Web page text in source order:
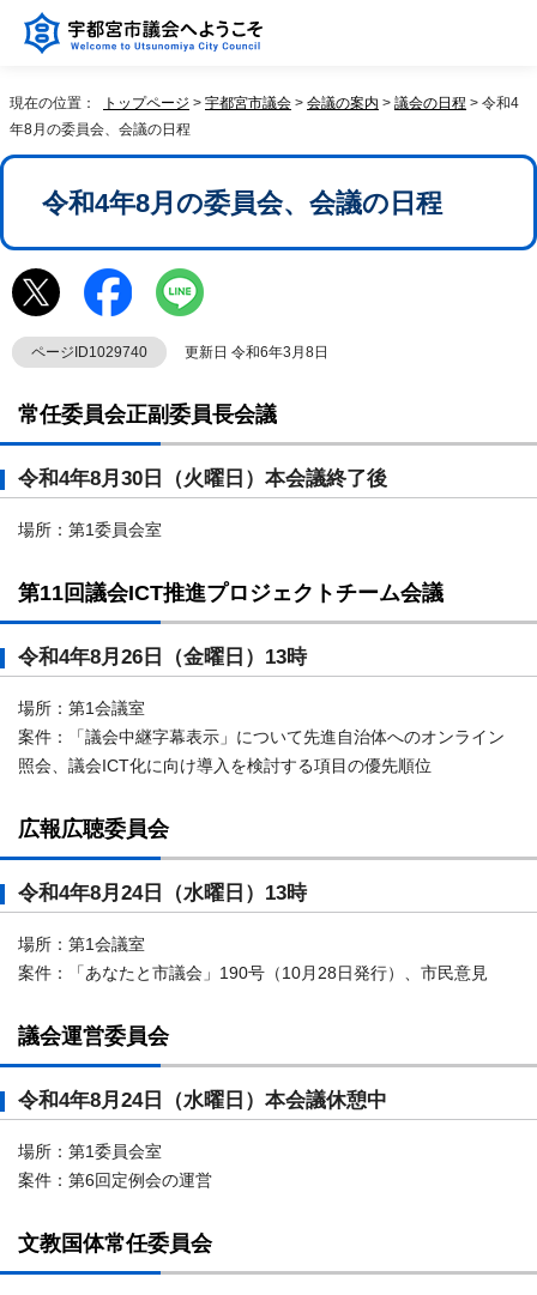
現在の位置： トップページ > 宇都宮市議会 > 会議の案内 > 議会の日程 > 令和4
年8月の委員会、会議の日程
令和4年8月の委員会、会議の日程
ページID1029740 更新日 令和6年3月8日
常任委員会正副委員長会議
令和4年8月30日（火曜日）本会議終了後
場所：第1委員会室
第11回議会ICT推進プロジェクトチーム会議
令和4年8月26日（金曜日）13時
場所：第1会議室
案件：「議会中継字幕表示」について先進自治体へのオンライン
照会、議会ICT化に向け導入を検討する項目の優先順位
広報広聴委員会
令和4年8月24日（水曜日）13時
場所：第1会議室
案件：「あなたと市議会」190号（10月28日発行）、市民意見
議会運営委員会
令和4年8月24日（水曜日）本会議休憩中
場所：第1委員会室
案件：第6回定例会の運営
文教国体常任委員会